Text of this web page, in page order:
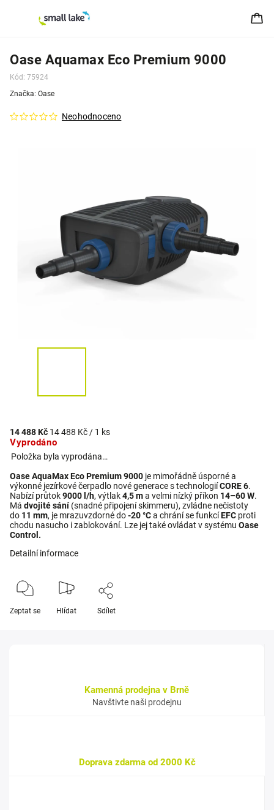
Oase Aquamax Eco Premium 9000
Kód: 75924
Neohodnoceno
Značka: Oase
14 488 Kč 14 488 Kč / 1 ks
Vyprodáno
Položka byla vyprodána…
Oase AquaMax Eco Premium 9000 je mimořádně úsporné a
výkonné jezírkové čerpadlo nové generace s technologiíCORE 6.
Nabízí průtok9000 l/h, výtlak4,5 ma velmi nízký příkon 14–60 W.
Má dvojité sání(snadné připojení skimmeru), zvládne nečistoty
do 11 mm, je mrazuvzdorné do-20 °Ca chrání se funkcíEFC proti
chodu nasucho i zablokování. Lze jej také ovládat v systému Oase
Control.
Detailní informace
Zeptat se Hlídat Sdílet
Kamenná prodejna v Brně
Navštivte naši prodejnu
Doprava zdarma od 2000 Kč